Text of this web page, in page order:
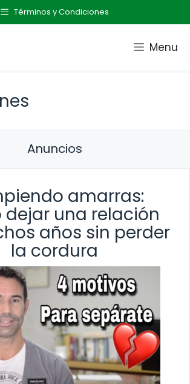
Términos y Condiciones
Menu
Anuncios
amarras:
dejar una relación
años sin perder
la cordura